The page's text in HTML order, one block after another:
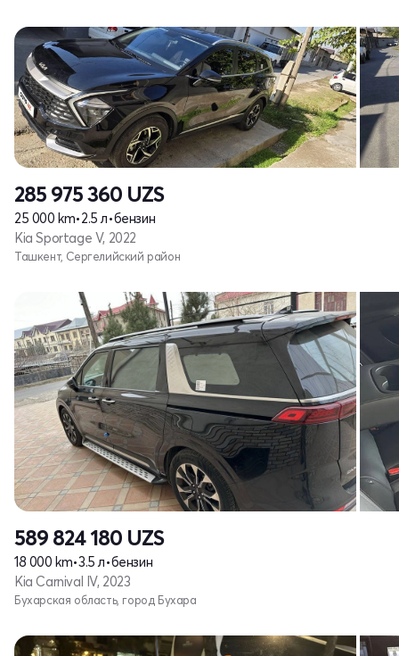
285 975 360 UZS
25 000 km•2.5 л•бензин
Kia Sportage V, 2022
Ташкент, Сергелийский район
589 824 180 UZS
18 000 km•3.5 л•бензин
Kia Carnival IV, 2023
Бухарская область, город Бухара